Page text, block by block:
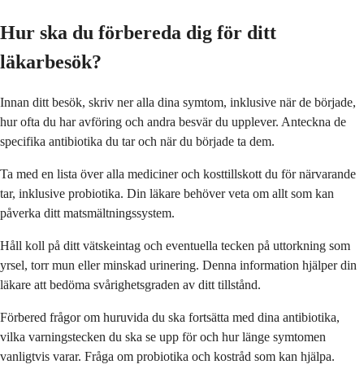
Hur ska du förbereda dig för ditt
läkarbesök?
Innan ditt besök, skriv ner alla dina symtom, inklusive när de började,
hur ofta du har avföring och andra besvär du upplever. Anteckna de
specifika antibiotika du tar och när du började ta dem.
Ta med en lista över alla mediciner och kosttillskott du för närvarande
tar, inklusive probiotika. Din läkare behöver veta om allt som kan
påverka ditt matsmältningssystem.
Håll koll på ditt vätskeintag och eventuella tecken på uttorkning som
yrsel, torr mun eller minskad urinering. Denna information hjälper din
läkare att bedöma svårighetsgraden av ditt tillstånd.
Förbered frågor om huruvida du ska fortsätta med dina antibiotika,
vilka varningstecken du ska se upp för och hur länge symtomen
vanligtvis varar. Fråga om probiotika och kostråd som kan hjälpa.